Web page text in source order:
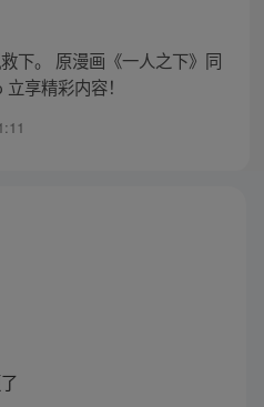
下。 原漫画《一人之下》同
享精彩内容！